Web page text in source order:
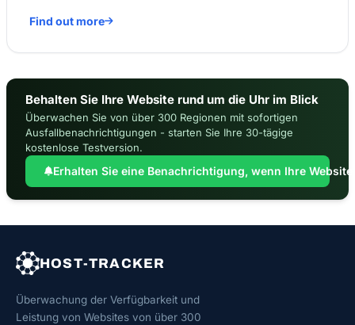
Find out more
Behalten Sie Ihre Website rund um die Uhr im Blick
Überwachen Sie von über 300 Regionen mit sofortigen
Ausfallbenachrichtigungen - starten Sie Ihre 30-tägige
kostenlose Testversion.
Erhalten Sie eine Benachrichtigung, wenn Ihre
HOST-TRACKER
Überwachung der Verfügbarkeit und
Leistung von Websites von über 300